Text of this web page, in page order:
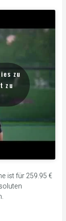
zu
zu
ist für 259.95 €